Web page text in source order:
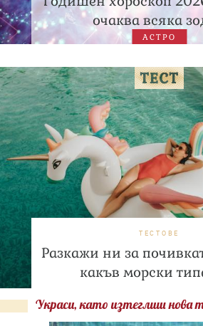
очаква всяка
АСТРО
ТЕСТОВЕ
Разкажи ни за
какъв морски
Украси, като изтеглиш нова